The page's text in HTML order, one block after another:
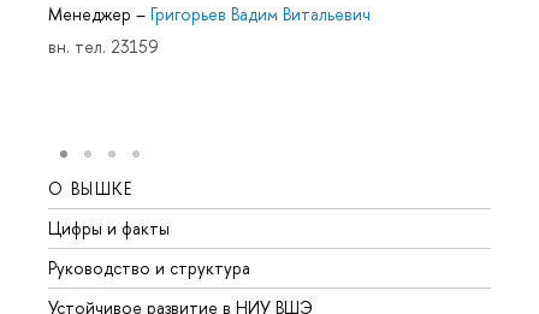
Менеджер – Григорьев Вадим Витальевич
вн. тел. 23159
О ВЫШКЕ
Цифры и факты
Руководство и структура
Устойчивое развитие в НИУ ВШЭ